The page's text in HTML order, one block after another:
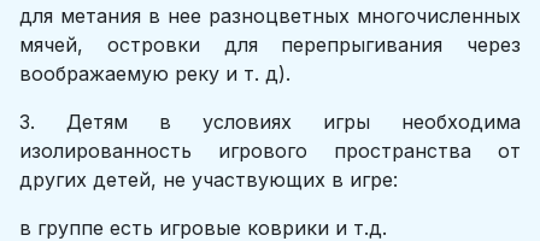
для метания в нее разноцветных многочисленных
мячей, островки для перепрыгивания через
воображаемую реку и т. д).
3. Детям в условиях игры необходима
изолированность игрового пространства от
других детей, не участвующих в игре:
в группе есть игровые коврики и т.д.